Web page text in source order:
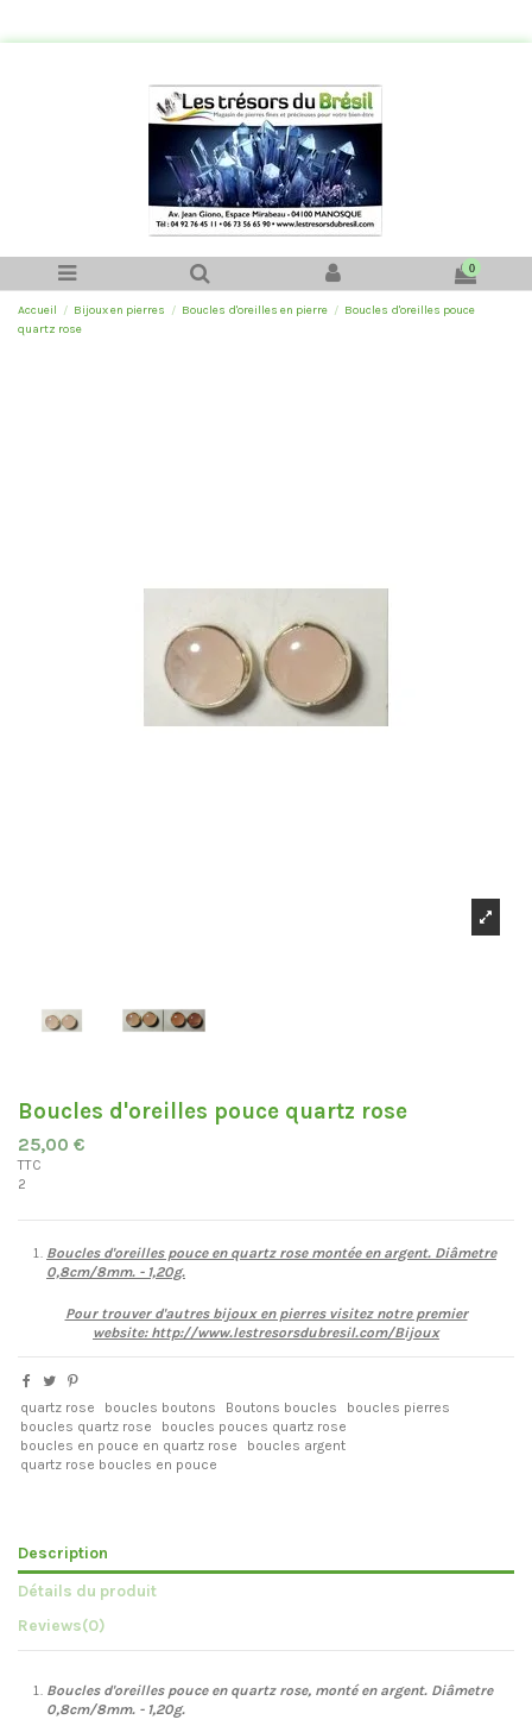
0
Accueil Bijoux en pierres Boucles d'oreilles en pierre
Boucles d'oreilles pouce
quartz rose
Boucles d'oreilles pouce quartz rose
25,00 €
TTC
2
Boucles d'oreilles pouce en quartz rose montée en argent. Diâmetre
0,8cm/8mm. - 1,20g.
Pour trouver d'autres bijoux en pierres visitez notre premier
website: http://www.lestresorsdubresil.com/Bijoux
quartz rose boucles boutons Boutons boucles
boucles pierres
boucles quartz rose
boucles pouces quartz rose
boucles en pouce en quartz rose
boucles argent
quartz rose boucles en pouce
Description
Détails du produit
Reviews(0)
Boucles d'oreilles pouce en quartz rose, monté en argent. Diâmetre
0,8cm/8mm. - 1,20g.